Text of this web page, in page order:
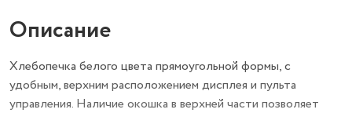
Описание
Хлебопечка белого цвета прямоугольной формы, с
удобным, верхним расположением дисплея и пульта
управления. Наличие окошка в верхней части позволяет